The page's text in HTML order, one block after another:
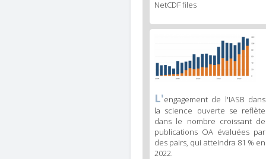
caption
(legend)
NetCDF files
body
text
Figure
3
caption
(legend)
L'engagement de l'IASB dans
la science ouverte se reflète
dans le nombre croissant de
publications OA évaluées par
des pairs, qui atteindra 81 % en
2022.